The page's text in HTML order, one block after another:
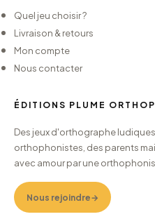
Quel jeu choisir ?
Livraison & retours
Mon compte
Nous contacter
ÉDITIONS PLUME
Des jeux d'orthographe
orthophonistes, des parents
avec amour par une
Nous rejoindre→